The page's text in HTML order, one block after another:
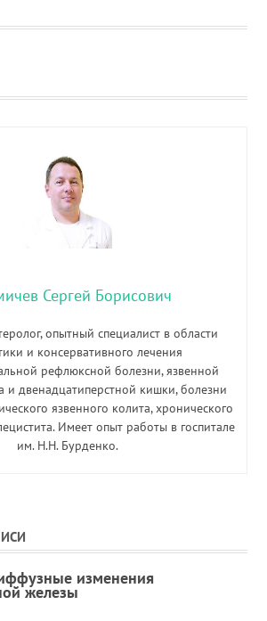
Сергей Борисович
опытный специалист в области
и консервативного лечения
рефлюксной болезни, язвенной
и двенадцатиперстной кишки, болезни
язвенного колита, хронического
Имеет опыт работы в госпитале
им. Н.Н. Бурденко.
изменения
железы